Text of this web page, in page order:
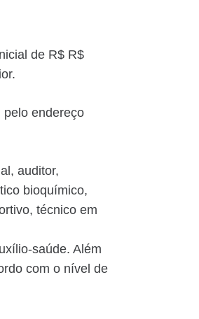
de R$ R$
pelo endereço
auditor,
bioquímico,
técnico em
saúde. Além
com o nível de